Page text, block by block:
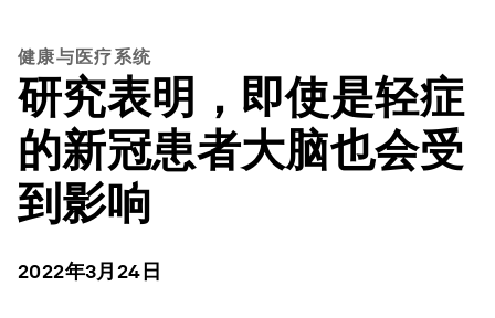
健康与医疗系统
研究表明，即使是轻症
的新冠患者大脑也会受
到影响
2022年3月24日